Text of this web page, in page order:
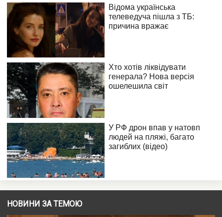
НОВИНИ ЗА ТЕМОЮ